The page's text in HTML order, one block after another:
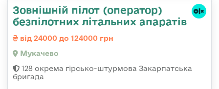
Зовнішній пілот (оператор)
безпілотних літальних апаратів
від 24000 до 124000 грн
Мукачево
128 окрема гірсько-штурмова Закарпатська
бригада